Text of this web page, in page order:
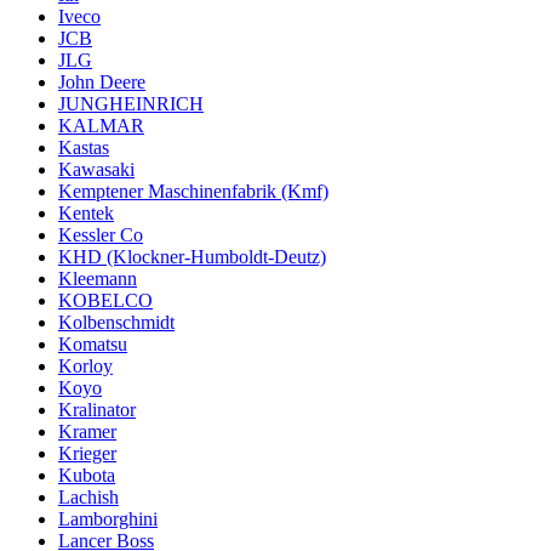
Iveco
JCB
JLG
John Deere
JUNGHEINRICH
KALMAR
Kastas
Kawasaki
Kemptener Maschinenfabrik (Kmf)
Kentek
Kessler Co
KHD (Klockner-Humboldt-Deutz)
Kleemann
KOBELCO
Kolbenschmidt
Komatsu
Korloy
Koyo
Kralinator
Kramer
Krieger
Kubota
Lachish
Lamborghini
Lancer Boss